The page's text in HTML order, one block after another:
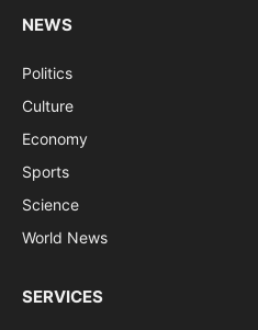
NEWS
Politics
Culture
Economy
Sports
Science
World News
SERVICES